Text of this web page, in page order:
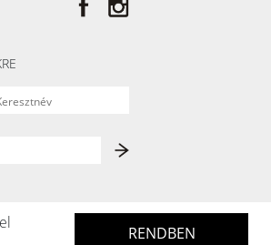
RENDBEN